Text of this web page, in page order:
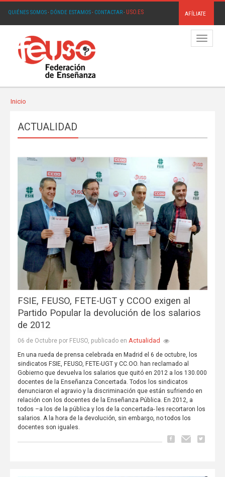
QUIÉNES SOMOS· DÓNDE ESTAMOS· CONTACTAR· USO.ES AFÍLIATE
Menú
Inicio
ACTUALIDAD
FSIE, FEUSO, FETE-UGT y CCOO exigen al
Partido Popular la devolución de los salarios
de 2012
06 de Octubre por FEUSO, publicado en Actualidad
En una rueda de prensa celebrada en Madrid el 6 de octubre, los
sindicatos FSIE, FEUSO, FETE-UGT y CC.OO. han reclamado al
Gobierno que devuelva los salarios que quitó en 2012 a los 130.000
docentes de la Enseñanza Concertada. Todos los sindicatos
denunciaron el agravio y la discriminación que están sufriendo en
relación con los docentes de la Enseñanza Pública. En 2012, a
todos –a los de la pública y los de la concertada- les recortaron los
salarios. A la hora de la devolución, sin embargo, no todos los
docentes son iguales.